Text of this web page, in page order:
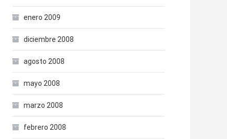
enero 2009
diciembre 2008
agosto 2008
mayo 2008
marzo 2008
febrero 2008